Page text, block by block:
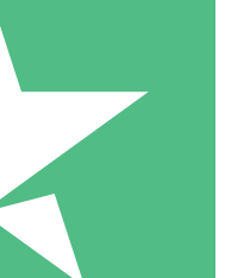
Individuais
de download. Sem